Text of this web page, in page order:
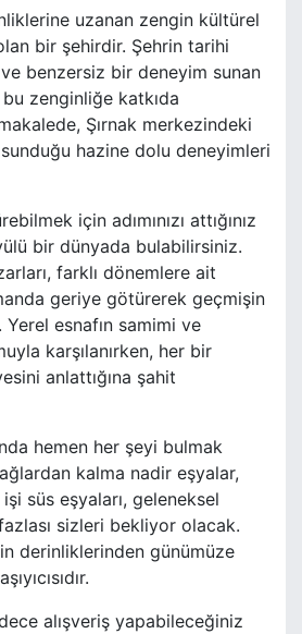
uzanan zengin kültürel
bir şehirdir. Şehrin tarihi
benzersiz bir deneyim sunan
zenginliğe katkıda
Şırnak merkezindeki
hazine dolu deneyimleri
için adımınızı attığınız
bir dünyada bulabilirsiniz.
farklı dönemlere ait
geriye götürerek geçmişin
esnafın samimi ve
karşılanırken, her bir
anlattığına şahit
hemen her şeyi bulmak
kalma nadir eşyalar,
süs eşyaları, geleneksel
sizleri bekliyor olacak.
derinliklerinden günümüze
alışveriş yapabileceğiniz